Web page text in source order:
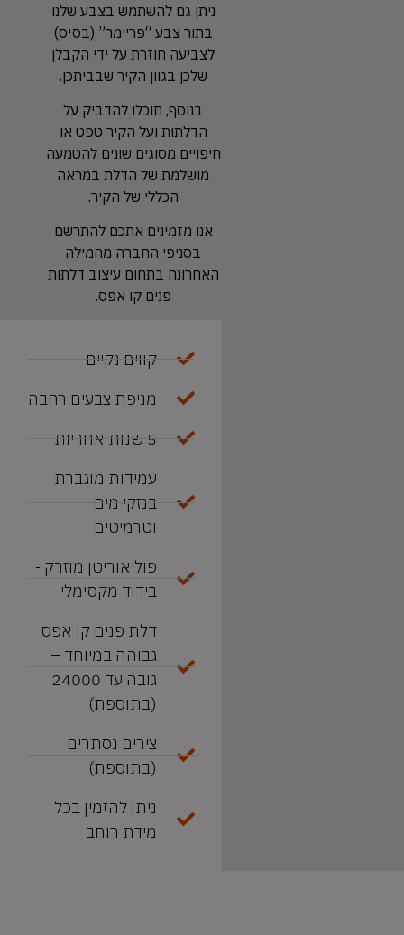
ניתן גם להשתמש בצבע שלנו
בתור צבע “פריימר” (בסיס)
לצביעה חוזרת על ידי הקבלן
שלכן בגוון הקיר שבביתכן.
בנוסף, תוכלו להדביק על
הדלתות ועל הקיר טפט או
חיפויים מסוגים שונים להטמעה
מושלמת של הדלת במראה
הכללי של הקיר.
אנו מזמינים אתכם להתרשם
בסניפי החברה מהמילה
האחרונה בתחום עיצוב דלתות
פנים קו אפס.
קווים נקיים
מניפת צבעים רחבה
5 שנות אחריות
עמידות מוגברת
בנזקי מים
וטרמיטים
פוליאוריטן מוזרק -
בידוד מקסימלי
דלת פנים קו אפס
גבוהה במיוחד –
גובה עד 24000
(בתוספת)
צירים נסתרים
(בתוספת)
ניתן להזמין בכל
מידת רוחב